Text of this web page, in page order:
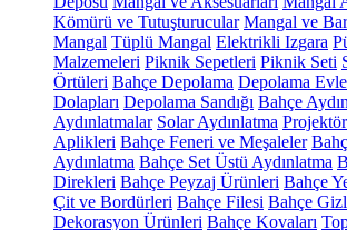
Kömürü ve Tutuşturucular Mangal ve
Mangal Tüplü Mangal Elektrikli Izgara
Malzemeleri Piknik Sepetleri Piknik Seti
Örtüleri Bahçe Depolama Depolama
Dolapları Depolama Sandığı Bahçe
Aydınlatmalar Solar Aydınlatma
Aplikleri Bahçe Feneri ve Meşaleler
Aydınlatma Bahçe Set Üstü Aydınlatma
Direkleri Bahçe Peyzaj Ürünleri Bahçe
Çit ve Bordürleri Bahçe Filesi Bahçe
Dekorasyon Ürünleri Bahçe Kovaları